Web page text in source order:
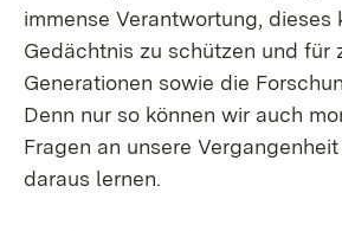
immense Verantwortung, dieses
Gedächtnis zu schützen und für
Generationen sowie die
Denn nur so können wir auch
Fragen an unsere
daraus lernen.